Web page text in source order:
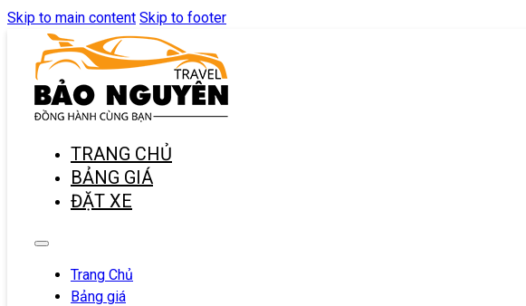
Skip to main content Skip to footer
TRANG CHỦ
BẢNG GIÁ
ĐẶT XE
Trang Chủ
Bảng giá